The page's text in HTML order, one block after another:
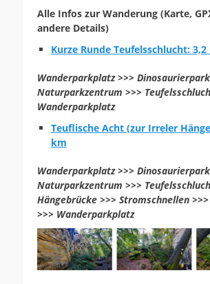
Alle Infos zur Wanderung (Karte,
andere Details)
Kurze Runde Teufelsschlucht:
Wanderparkplatz >>>
Naturparkzentrum >>>
Wanderparkplatz
Teuflische Acht (zur Irreler
km
Wanderparkplatz >>>
Naturparkzentrum >>>
Hängebrücke >>> Stromschnellen
>>> Wanderparkplatz